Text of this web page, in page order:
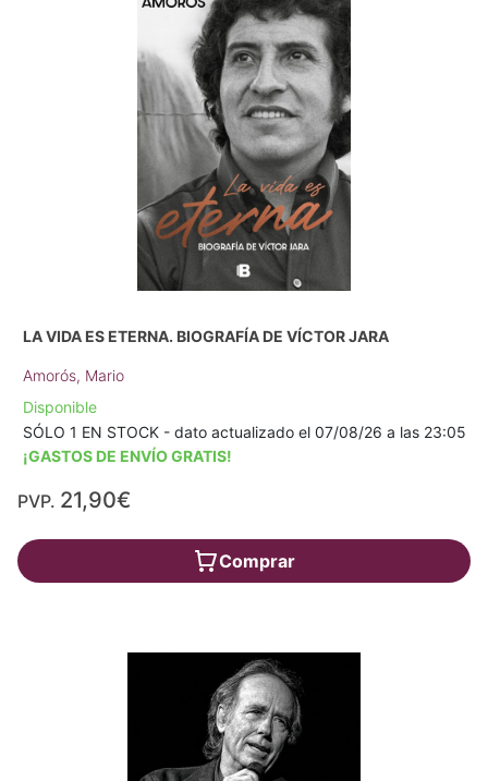
LA VIDA ES ETERNA. BIOGRAFÍA DE VÍCTOR JARA
Amorós, Mario
Disponible
SÓLO 1 EN STOCK - dato actualizado el 07/08/26 a las 23:05
¡GASTOS DE ENVÍO GRATIS!
PVP. 21,90€
Comprar